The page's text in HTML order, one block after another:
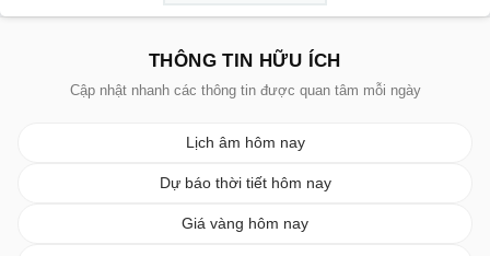
THÔNG TIN HỮU ÍCH
Cập nhật nhanh các thông tin được quan tâm mỗi ngày
Lịch âm hôm nay
Dự báo thời tiết hôm nay
Giá vàng hôm nay